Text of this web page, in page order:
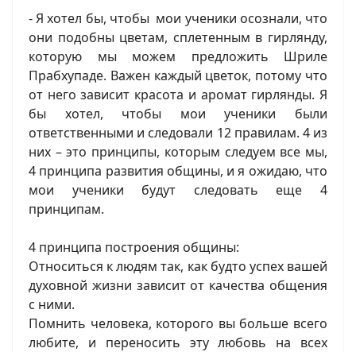
- Я хотел бы, чтобы мои ученики осознали, что
они подобны цветам, сплетенным в гирлянду,
которую мы можем предложить Шриле
Прабхупаде. Важен каждый цветок, потому что
от него зависит красота и аромат гирлянды. Я
бы хотел, чтобы мои ученики были
ответственными и следовали 12 правилам. 4 из
них – это принципы, которым следуем все мы,
4 принципа развития общины, и я ожидаю, что
мои ученики будут следовать еще 4
принципам.
4 принципа построения общины:
Относиться к людям так, как будто успех вашей
духовной жизни зависит от качества общения
с ними.
Помнить человека, которого вы больше всего
любите, и переносить эту любовь на всех